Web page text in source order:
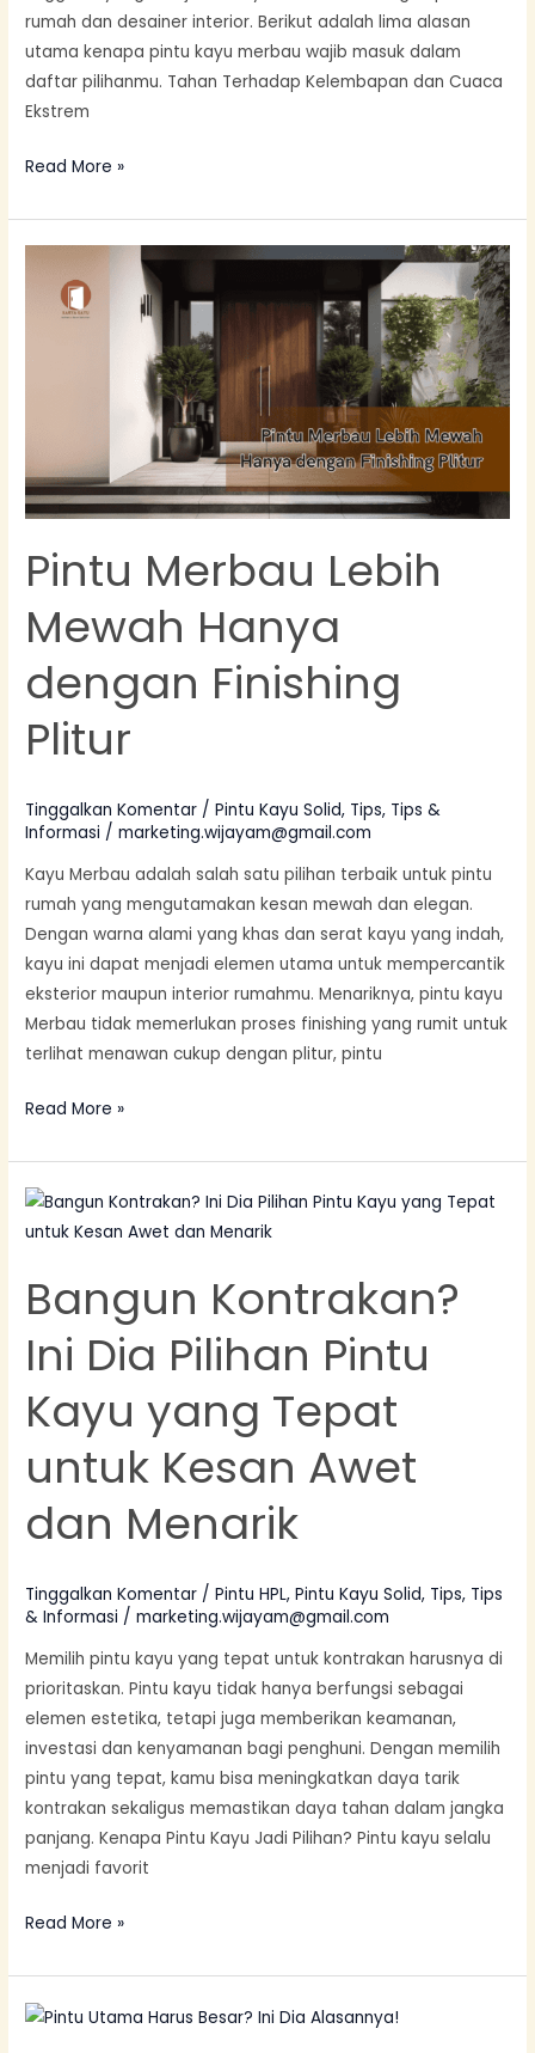
rumah dan desainer interior. Berikut adalah lima alasan
utama kenapa pintu kayu merbau wajib masuk dalam
daftar pilihanmu. Tahan Terhadap Kelembapan dan Cuaca
Ekstrem
Read More »
Pintu Merbau Lebih
Mewah Hanya
dengan Finishing
Plitur
Tinggalkan Komentar /Pintu Kayu Solid, Tips, Tips &
Informasi /marketing.wijayam@gmail.com
Kayu Merbau adalah salah satu pilihan terbaik untuk pintu
rumah yang mengutamakan kesan mewah dan elegan.
Dengan warna alami yang khas dan serat kayu yang indah,
kayu ini dapat menjadi elemen utama untuk mempercantik
eksterior maupun interior rumahmu. Menariknya, pintu kayu
Merbau tidak memerlukan proses finishing yang rumit untuk
terlihat menawan cukup dengan plitur, pintu
Merbau
Lebih
Plitur
Read More »
Bangun Kontrakan?
Ini Dia Pilihan Pintu
Kayu yang Tepat
untuk Kesan Awet
dan Menarik
Tinggalkan Komentar /Pintu HPL,Pintu Kayu Solid, Tips, Tips
& Informasi /marketing.wijayam@gmail.com
Memilih pintu kayu yang tepat untuk kontrakan harusnya di
prioritaskan. Pintu kayu tidak hanya berfungsi sebagai
elemen estetika, tetapi juga memberikan keamanan,
investasi dan kenyamanan bagi penghuni. Dengan memilih
pintu yang tepat, kamu bisa meningkatkan daya tarik
kontrakan sekaligus memastikan daya tahan dalam jangka
panjang. Kenapa Pintu Kayu Jadi Pilihan? Pintu kayu selalu
menjadi favorit
Bangun
Kontrakan?
Dia
Pilihan
Pintu
yang
untuk
Awet
Menarik
Read More »
Pintu